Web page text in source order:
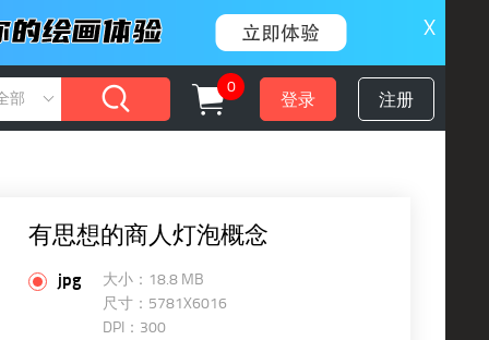
X
部
0
登录 注册
有思想的商人灯泡概念
jpg
大小：18.8 MB
尺寸：5781X6016
DPI：300